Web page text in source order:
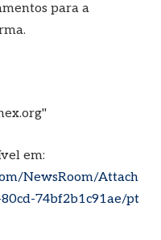
para a
em:
NewsRoom/Attach
74bf2b1c91ae/pt